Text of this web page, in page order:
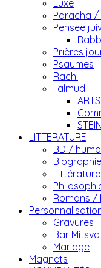
Luxe
Paracha /
Pensee
Prières
Psaumes
Rachi
Talmud
LITTERATURE
BD /
Romans /
Gravures
Bar Mitsva
Mariage
Magnets